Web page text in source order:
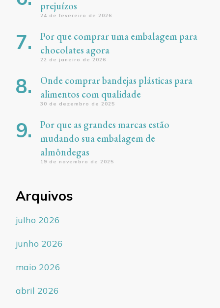
prejuízos
24 de fevereiro de 2026
Por que comprar uma embalagem para
chocolates agora
22 de janeiro de 2026
Onde comprar bandejas plásticas para
alimentos com qualidade
30 de dezembro de 2025
Por que as grandes marcas estão
mudando sua embalagem de
almôndegas
19 de novembro de 2025
Arquivos
julho 2026
junho 2026
maio 2026
abril 2026